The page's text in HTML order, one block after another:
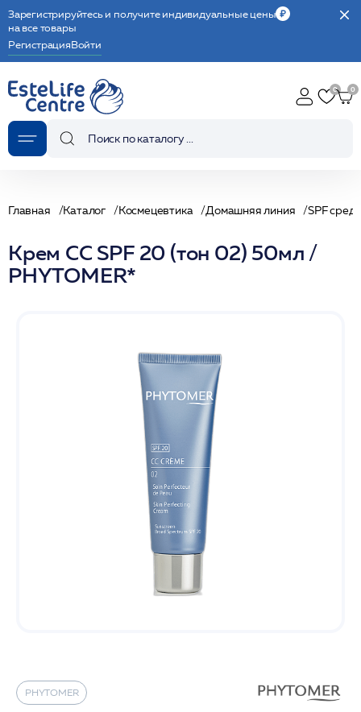
Зарегистрируйтесь и получите индивидуальные цены
на все товары
РегистрацияВойти
Главная Каталог Космецевтика Домашняя линия SPF
Крем СС SPF 20 (тон 02) 50мл /
PHYTOMER*
PHYTOMER